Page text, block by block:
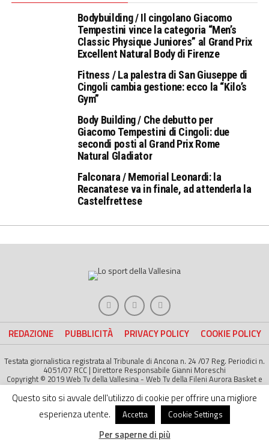
Bodybuilding / Il cingolano Giacomo
Tempestini vince la categoria “Men’s
Classic Physique Juniores” al Grand Prix
Excellent Natural Body di Firenze
Fitness / La palestra di San Giuseppe di
Cingoli cambia gestione: ecco la “Kilo’s
Gym”
Body Building / Che debutto per
Giacomo Tempestini di Cingoli: due
secondi posti al Grand Prix Rome
Natural Gladiator
Falconara / Memorial Leonardi: la
Recanatese va in finale, ad attenderla la
Castelfrettese
REDAZIONE PUBBLICITÀ PRIVACY POLICY COOKIE POLICY
Testata giornalistica registrata al Tribunale di Ancona n. 24 /07 Reg. Periodici n.
4051/07 RCC | Direttore Responsabile Gianni Moreschi
Copyright © 2019 Web Tv della Vallesina - Web Tv della Fileni Aurora Basket e
della Jesina Calcio. All right Reserved | Project byLife Color
Questo sito si avvale dell'utilizzo di cookie per offrire una migliore
esperienza utente.
Accetta Cookie Settings
Per saperne di più